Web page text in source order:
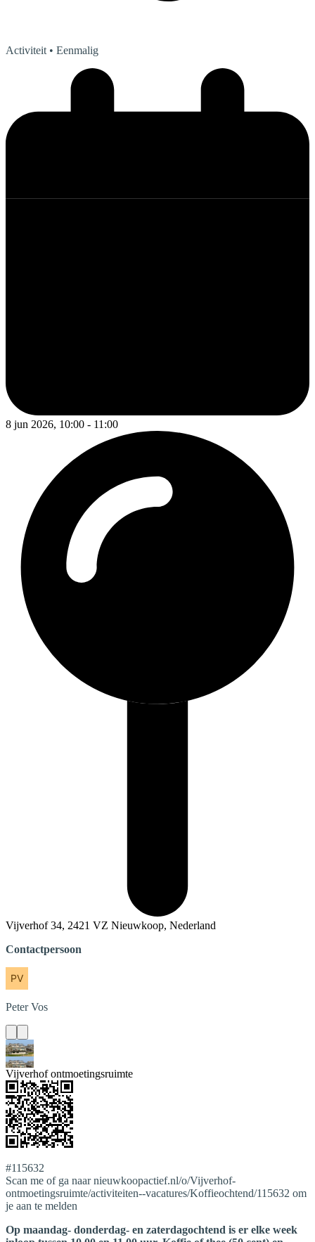
Activiteit • Eenmalig
8 jun 2026, 10:00 - 11:00
Vijverhof 34, 2421 VZ Nieuwkoop, Nederland
Contactpersoon
Peter Vos
Vijverhof ontmoetingsruimte
#115632
Scan me of ga naar nieuwkoopactief.nl/o/Vijverhof-
ontmoetingsruimte/activiteiten--vacatures/Koffieochtend/115632 om
je aan te melden
Op maandag- donderdag- en zaterdagochtend is er elke week